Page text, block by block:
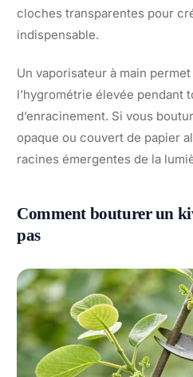
cloches transparentes pour
indispensable.
Un vaporisateur à main
l’hygrométrie élevée pendant
d’enracinement. Si vous
opaque ou couvert de papier
racines émergentes de la
Comment bouturer un
pas